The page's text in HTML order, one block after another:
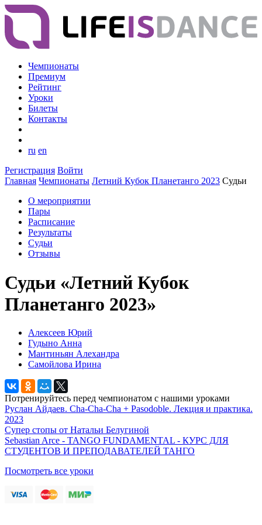
Чемпионаты
Премиум
Рейтинг
Уроки
Билеты
Контакты
ru en
Регистрация Войти
Главная Чемпионаты Летний Кубок Планетанго 2023 Судьи
О мероприятии
Пары
Расписание
Результаты
Судьи
Отзывы
Судьи «Летний Кубок
Планетанго 2023»
Алексеев Юрий
Гудыно Анна
Мантиньян Алехандра
Самойлова Ирина
Потренируйтесь перед чемпионатом с нашими уроками
Руслан Айдаев. Cha-Cha-Cha + Pasodoble. Лекция и практика.
2023
Супер стопы от Натальи Белугиной
Sebastian Arce - TANGO FUNDAMENTAL - КУРС ДЛЯ
СТУДЕНТОВ И ПРЕПОДАВАТЕЛЕЙ ТАНГО
Посмотреть все уроки